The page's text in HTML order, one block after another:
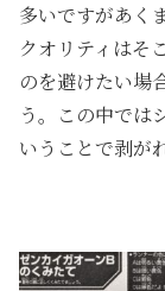
多いですがあく
クオリティはそ
のを避けたい場
う。この中では
いうことで剥が